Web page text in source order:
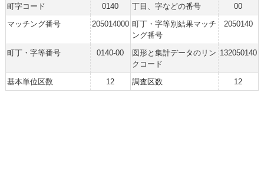
町字コード 0140 丁目、字などの番号
00
マッチング番号
205014000 町丁・字等別結果マッチ
ング番号
2050140
町丁・字等番号 0140-00
図形と集計データのリン
クコード
132050140
基本単位区数 12 調査区数 12